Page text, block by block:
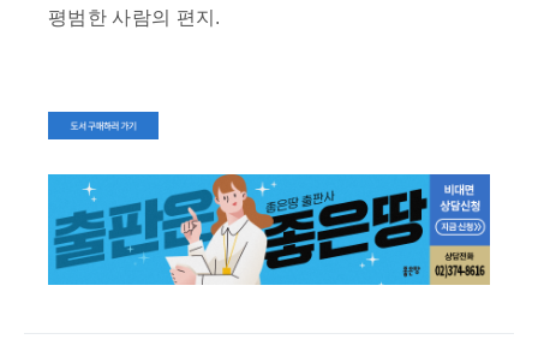
평범한 사람의 편지.